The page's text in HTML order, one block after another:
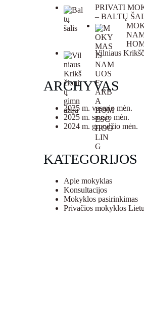
PRIVATI
– BALTŲ
Vilniaus
ARCHYVAS
2025 m. vasario mėn.
2025 m. sausio mėn.
2024 m. gruodžio mėn.
KATEGORIJOS
Apie mokyklas
Konsultacijos
Mokyklos pasirinkimas
Privačios mokyklos